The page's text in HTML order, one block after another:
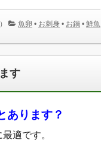
魚卵 • お刺身 • お鍋 • 鮮魚
す
あります？
適です。